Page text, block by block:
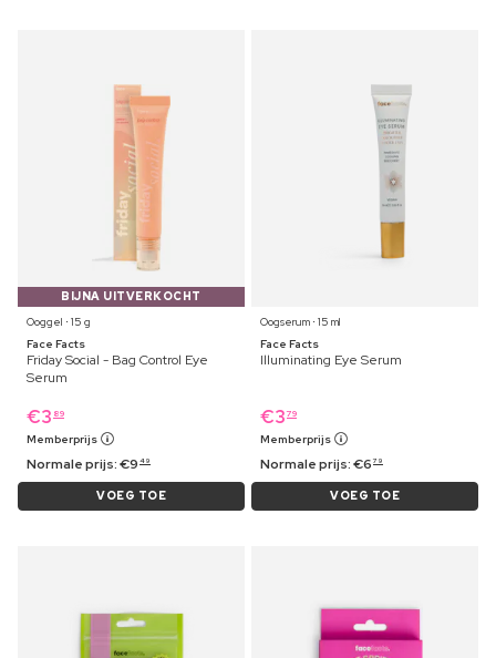
BIJNA UITVERKOCHT
Ooggel ⋅ 15 g
Face Facts
Friday Social - Bag Control Eye
Serum
€3 89
Memberprijs
Normale prijs:€9 49
VOEG TOE
Oogserum ⋅ 15 ml
Face Facts
Illuminating Eye Serum
€3 79
Memberprijs
Normale prijs:€6 79
VOEG TOE